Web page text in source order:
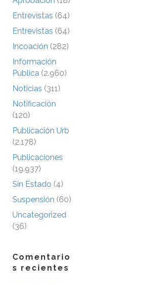
Entrevistas (64)
Entrevistas (64)
Incoación (282)
Información
Pública (2.960)
Noticias (311)
Notificación
(120)
Publicación Urb
(2.178)
Publicaciones
(19.937)
Sin Estado (4)
Suspensión (60)
Uncategorized
(36)
Comentario
s recientes